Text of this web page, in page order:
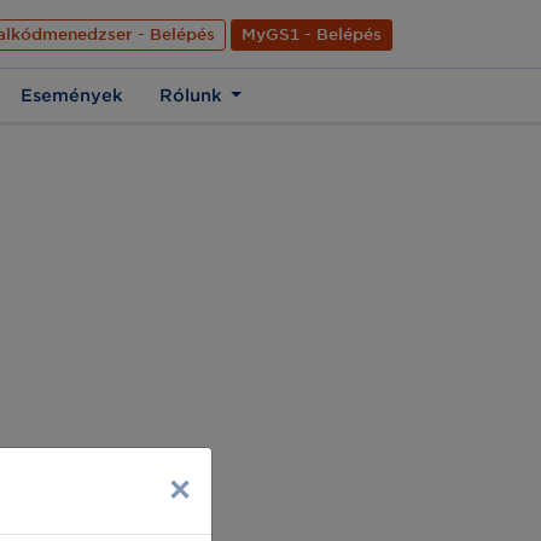
Hírek Kapcsolat Rólunk
EN
- Belépés
MyGS1 - Belépés
Események Rólunk
×